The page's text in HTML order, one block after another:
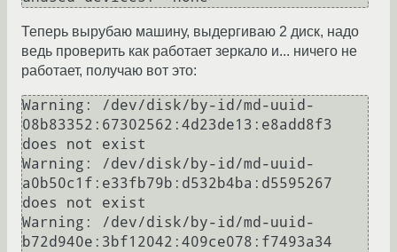
Теперь вырубаю машину, выдергиваю 2 диск, надо
ведь проверить как работает зеркало и... ничего не
работает, получаю вот это:
Warning: /dev/disk/by-id/md-uuid-
08b83352:67302562:4d23de13:e8add8f3
does not exist
Warning: /dev/disk/by-id/md-uuid-
a0b50c1f:e33fb79b:d532b4ba:d5595267
does not exist
Warning: /dev/disk/by-id/md-uuid-
b72d940e:3bf12042:409ce078:f7493a34